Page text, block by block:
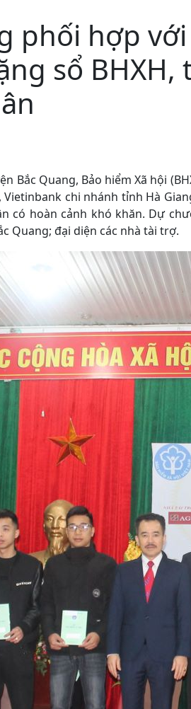
phối hợp với
sổ BHXH,
Bắc Quang, Bảo hiểm Xã hội
chi nhánh tỉnh Hà
có hoàn cảnh khó khăn. Dự
Quang; đại diện các nhà tài trợ.